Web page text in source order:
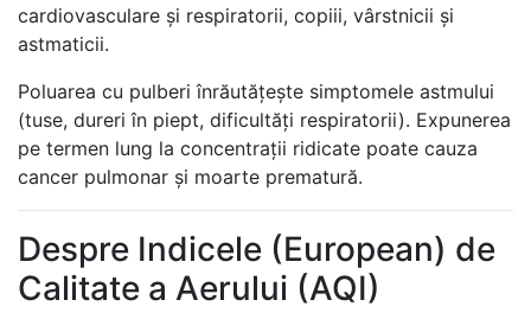
cardiovasculare și respiratorii, copiii, vârstnicii și
astmaticii.
Poluarea cu pulberi înrăutățește simptomele astmului
(tuse, dureri în piept, dificultăți respiratorii). Expunerea
pe termen lung la concentrații ridicate poate cauza
cancer pulmonar și moarte prematură.
Despre Indicele (European) de
Calitate a Aerului (AQI)